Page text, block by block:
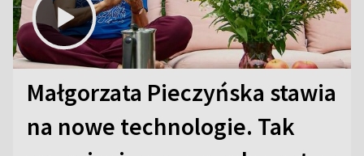
Małgorzata Pieczyńska stawia
na nowe technologie. Tak